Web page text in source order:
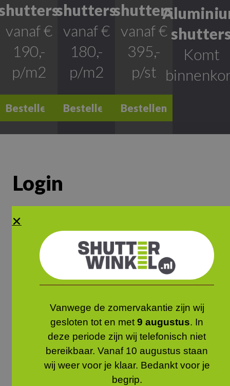
vanaf €
190,-
p/m2
Bestellen
shutters
vanaf €
180,-
p/m2
Bestellen
shutters
vanaf €
395,-
p/st
Bestellen
Komt
Login
Gebruikersnaam of e-mailadres*
Wachtwoord
Onthouden
Inloggen
Je wachtwoord vergeten?
Vanwege de zomervakantie zijn wij
gesloten tot en met 9 augustus. In
deze periode zijn wij telefonisch niet
bereikbaar. Vanaf 10 augustus staan
wij weer voor je klaar. Bedankt voor je
begrip.